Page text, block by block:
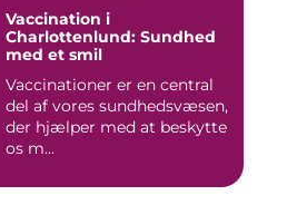
Vaccination i
Charlottenlund: Sundhed
med et smil
Vaccinationer er en central
del af vores sundhedsvæsen,
der hjælper med at beskytte
os m...